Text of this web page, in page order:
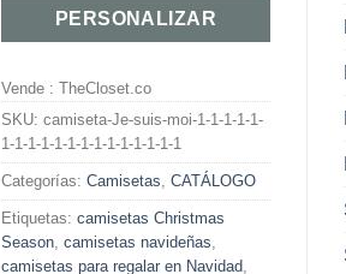
PERSONALIZAR
Vende : TheCloset.co
SKU: camiseta-Je-suis-moi-1-1-1-1-1-
1-1-1-1-1-1-1-1-1-1-1-1-1-1
Categorías: Camisetas CATÁLOGO
Etiquetas: camisetas Christmas
Season camisetas navideñas
camisetas para regalar en Navidad